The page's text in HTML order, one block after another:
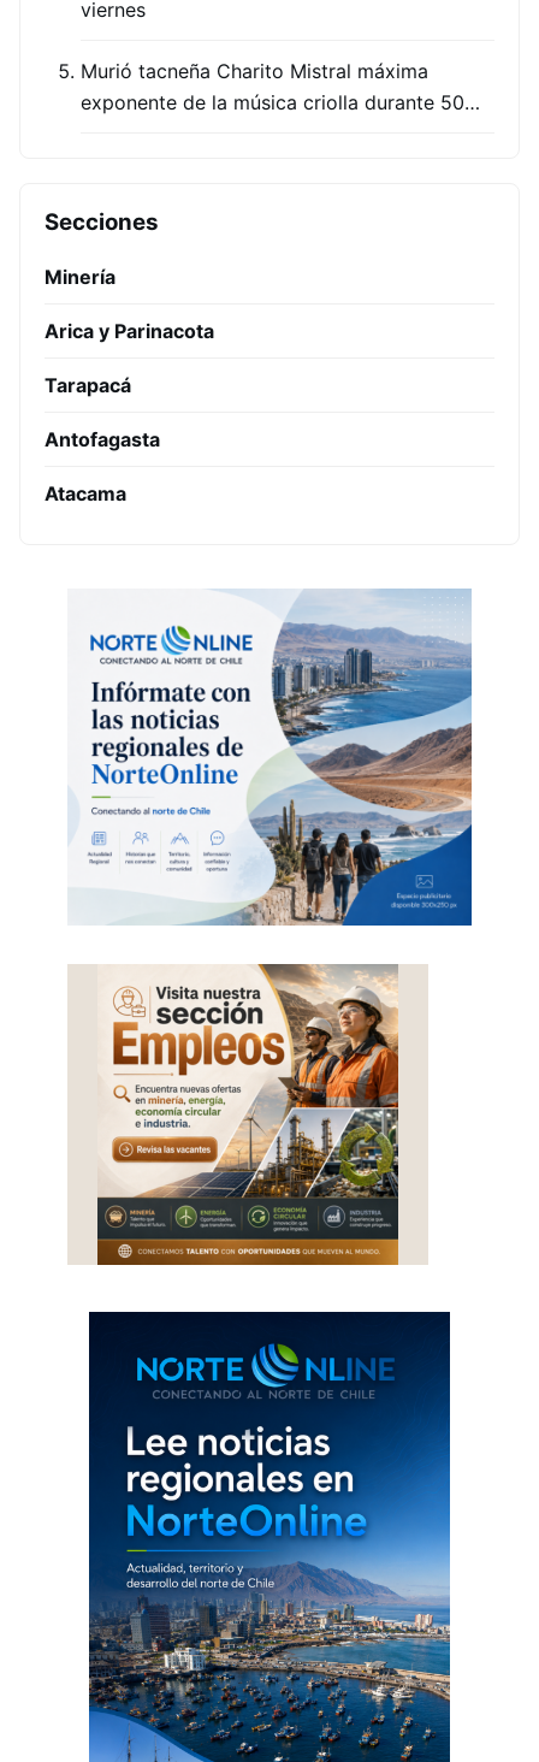
viernes
Murió tacneña Charito Mistral máxima
exponente de la música criolla durante 50…
Secciones
Minería
Arica y Parinacota
Tarapacá
Antofagasta
Atacama